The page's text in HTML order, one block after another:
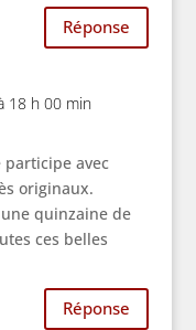
Réponse
18 h 00 min
participe avec
originaux.
une quinzaine de
ces belles
Réponse